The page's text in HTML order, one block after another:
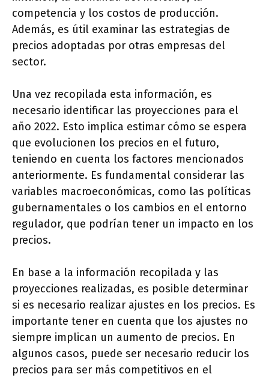
competencia y los costos de producción.
Además, es útil examinar las estrategias de
precios adoptadas por otras empresas del
sector.
Una vez recopilada esta información, es
necesario identificar las proyecciones para el
año 2022. Esto implica estimar cómo se espera
que evolucionen los precios en el futuro,
teniendo en cuenta los factores mencionados
anteriormente. Es fundamental considerar las
variables macroeconómicas, como las políticas
gubernamentales o los cambios en el entorno
regulador, que podrían tener un impacto en los
precios.
En base a la información recopilada y las
proyecciones realizadas, es posible determinar
si es necesario realizar ajustes en los precios. Es
importante tener en cuenta que los ajustes no
siempre implican un aumento de precios. En
algunos casos, puede ser necesario reducir los
precios para ser más competitivos en el